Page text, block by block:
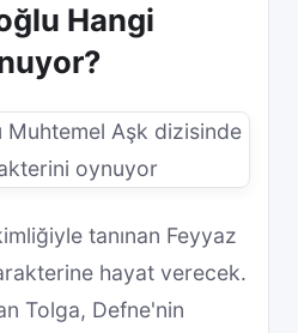
Hangi
tanınan Feyyaz
hayat verecek.
Tolga, Defne'nin